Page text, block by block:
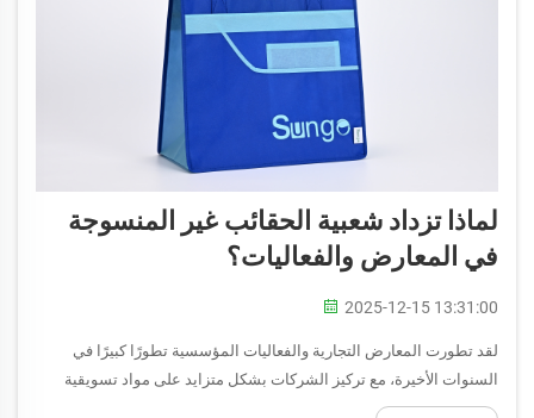
لماذا تزداد شعبية الحقائب غير المنسوجة
في المعارض والفعاليات؟
2025-12-15 13:31:00
لقد تطورت المعارض التجارية والفعاليات المؤسسية تطورًا كبيرًا في
السنوات الأخيرة، مع تركيز الشركات بشكل متزايد على مواد تسويقية
مستدامة تترك انطباعات دائمة. وقد برزت الحقيبة غير المنسوجة كواحدة